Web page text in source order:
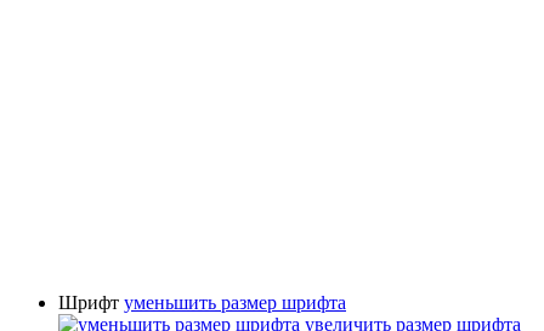
Шрифт уменьшить размер шрифта
увеличить размер шрифта